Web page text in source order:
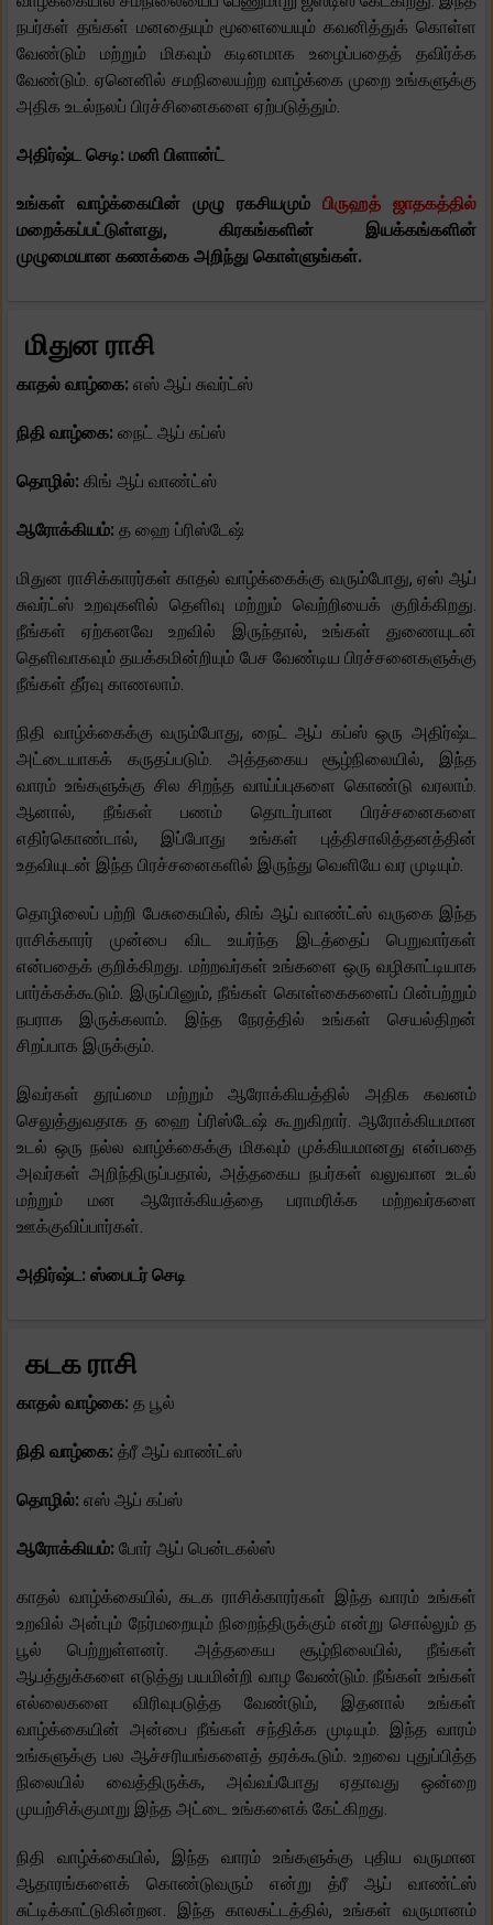
நபர்கள் தங்கள் மனதையும் மூளையையும் கவனித்துக் கொள்ள
வேண்டும் மற்றும் மிகவும் கடினமாக உழைப்பதைத் தவிர்க்க
வேண்டும். ஏனெனில் சமநிலையற்ற வாழ்க்கை முறை உங்களுக்கு
அதிக உடல்நலப் பிரச்சினைகளை ஏற்படுத்தும்.
அதிர்ஷ்ட செடி: மனி பிளான்ட்
உங்கள் வாழ்க்கையின் முழு ரகசியமும் பிருஹத் ஜாதகத்தில்
மறைக்கப்பட்டுள்ளது, கிரகங்களின் இயக்கங்களின்
முழுமையான கணக்கை அறிந்து கொள்ளுங்கள்.
மிதுன ராசி
காதல் வாழ்கை: எஸ் ஆப் சுவர்ட்ஸ்
நிதி வாழ்கை: நைட் ஆப் கப்ஸ்
தொழில்: கிங் ஆப் வாண்ட்ஸ்
ஆரோக்கியம்: த ஹை ப்ரிஸ்டேஷ்
மிதுன ராசிக்காரர்கள் காதல் வாழ்க்கைக்கு வரும்போது, ​​ஏஸ் ஆப்
சுவர்ட்ஸ் உறவுகளில் தெளிவு மற்றும் வெற்றியைக் குறிக்கிறது.
நீங்கள் ஏற்கனவே உறவில் இருந்தால், உங்கள் துணையுடன்
தெளிவாகவும் தயக்கமின்றியும் பேச வேண்டிய பிரச்சனைகளுக்கு
நீங்கள் தீர்வு காணலாம்.
நிதி வாழ்க்கைக்கு வரும்போது, ​​நைட் ஆப் கப்ஸ் ஒரு அதிர்ஷ்ட
அட்டையாகக் கருதப்படும். அத்தகைய சூழ்நிலையில், இந்த
வாரம் உங்களுக்கு சில சிறந்த வாய்ப்புகளை கொண்டு வரலாம்.
ஆனால், நீங்கள் பணம் தொடர்பான பிரச்சனைகளை
எதிர்கொண்டால், இப்போது உங்கள் புத்திசாலித்தனத்தின்
உதவியுடன் இந்த பிரச்சனைகளில் இருந்து வெளியே வர முடியும்.
தொழிலைப் பற்றி பேசுகையில், கிங் ஆப் வாண்ட்ஸ் வருகை இந்த
ராசிக்காரர் முன்பை விட உயர்ந்த இடத்தைப் பெறுவார்கள்
என்பதைக் குறிக்கிறது. மற்றவர்கள் உங்களை ஒரு வழிகாட்டியாக
பார்க்கக்கூடும். இருப்பினும், நீங்கள் கொள்கைகளைப் பின்பற்றும்
நபராக இருக்கலாம். இந்த நேரத்தில் உங்கள் செயல்திறன்
சிறப்பாக இருக்கும்.
இவர்கள் தூய்மை மற்றும் ஆரோக்கியத்தில் அதிக கவனம்
செலுத்துவதாக த ஹை ப்ரிஸ்டேஷ் கூறுகிறார். ஆரோக்கியமான
உடல் ஒரு நல்ல வாழ்க்கைக்கு மிகவும் முக்கியமானது என்பதை
அவர்கள் அறிந்திருப்பதால், அத்தகைய நபர்கள் வலுவான உடல்
மற்றும் மன ஆரோக்கியத்தை பராமரிக்க மற்றவர்களை
ஊக்குவிப்பார்கள்.
அதிர்ஷ்ட: ஸ்பைடர் செடி
கடக ராசி
காதல் வாழ்கை: த பூல்
நிதி வாழ்கை: த்ரீ ஆப் வாண்ட்ஸ்
தொழில்: எஸ் ஆப் கப்ஸ்
ஆரோக்கியம்: போர் ஆப் பென்டகல்ஸ்
காதல் வாழ்க்கையில், கடக ராசிக்காரர்கள் இந்த வாரம் உங்கள்
உறவில் அன்பும் நேர்மறையும் நிறைந்திருக்கும் என்று சொல்லும் த
பூல் பெற்றுள்ளனர். அத்தகைய சூழ்நிலையில், நீங்கள்
ஆபத்துக்களை எடுத்து பயமின்றி வாழ வேண்டும். நீங்கள் உங்கள்
எல்லைகளை விரிவுபடுத்த வேண்டும், இதனால் உங்கள்
வாழ்க்கையின் அன்பை நீங்கள் சந்திக்க முடியும். இந்த வாரம்
உங்களுக்கு பல ஆச்சரியங்களைத் தரக்கூடும். உறவை புதுப்பித்த
நிலையில் வைத்திருக்க, அவ்வப்போது ஏதாவது ஒன்றை
முயற்சிக்குமாறு இந்த அட்டை உங்களைக் கேட்கிறது.
நிதி வாழ்க்கையில், இந்த வாரம் உங்களுக்கு புதிய வருமான
ஆதாரங்களைக் கொண்டுவரும் என்று த்ரீ ஆப் வாண்ட்ஸ்
சுட்டிக்காட்டுகின்றன. இந்த காலகட்டத்தில், உங்கள் வருமானம்